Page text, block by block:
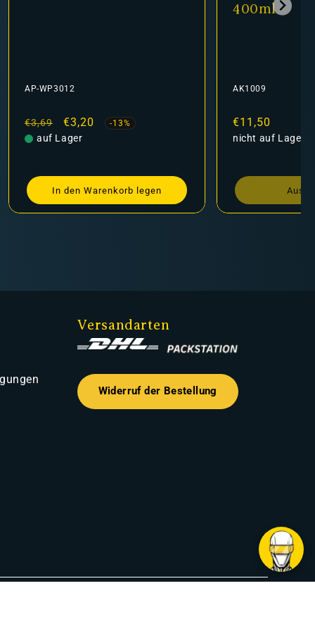
AP-WP3012
Normaler
Preis
€3,69 Verkaufspreis
€3,20 -13%
auf Lager
In den Warenkorb legen
400ml
AK1009
Normaler
Preis
€11,50
nicht auf Lager
Versandarten
Widerruf der Bestellung